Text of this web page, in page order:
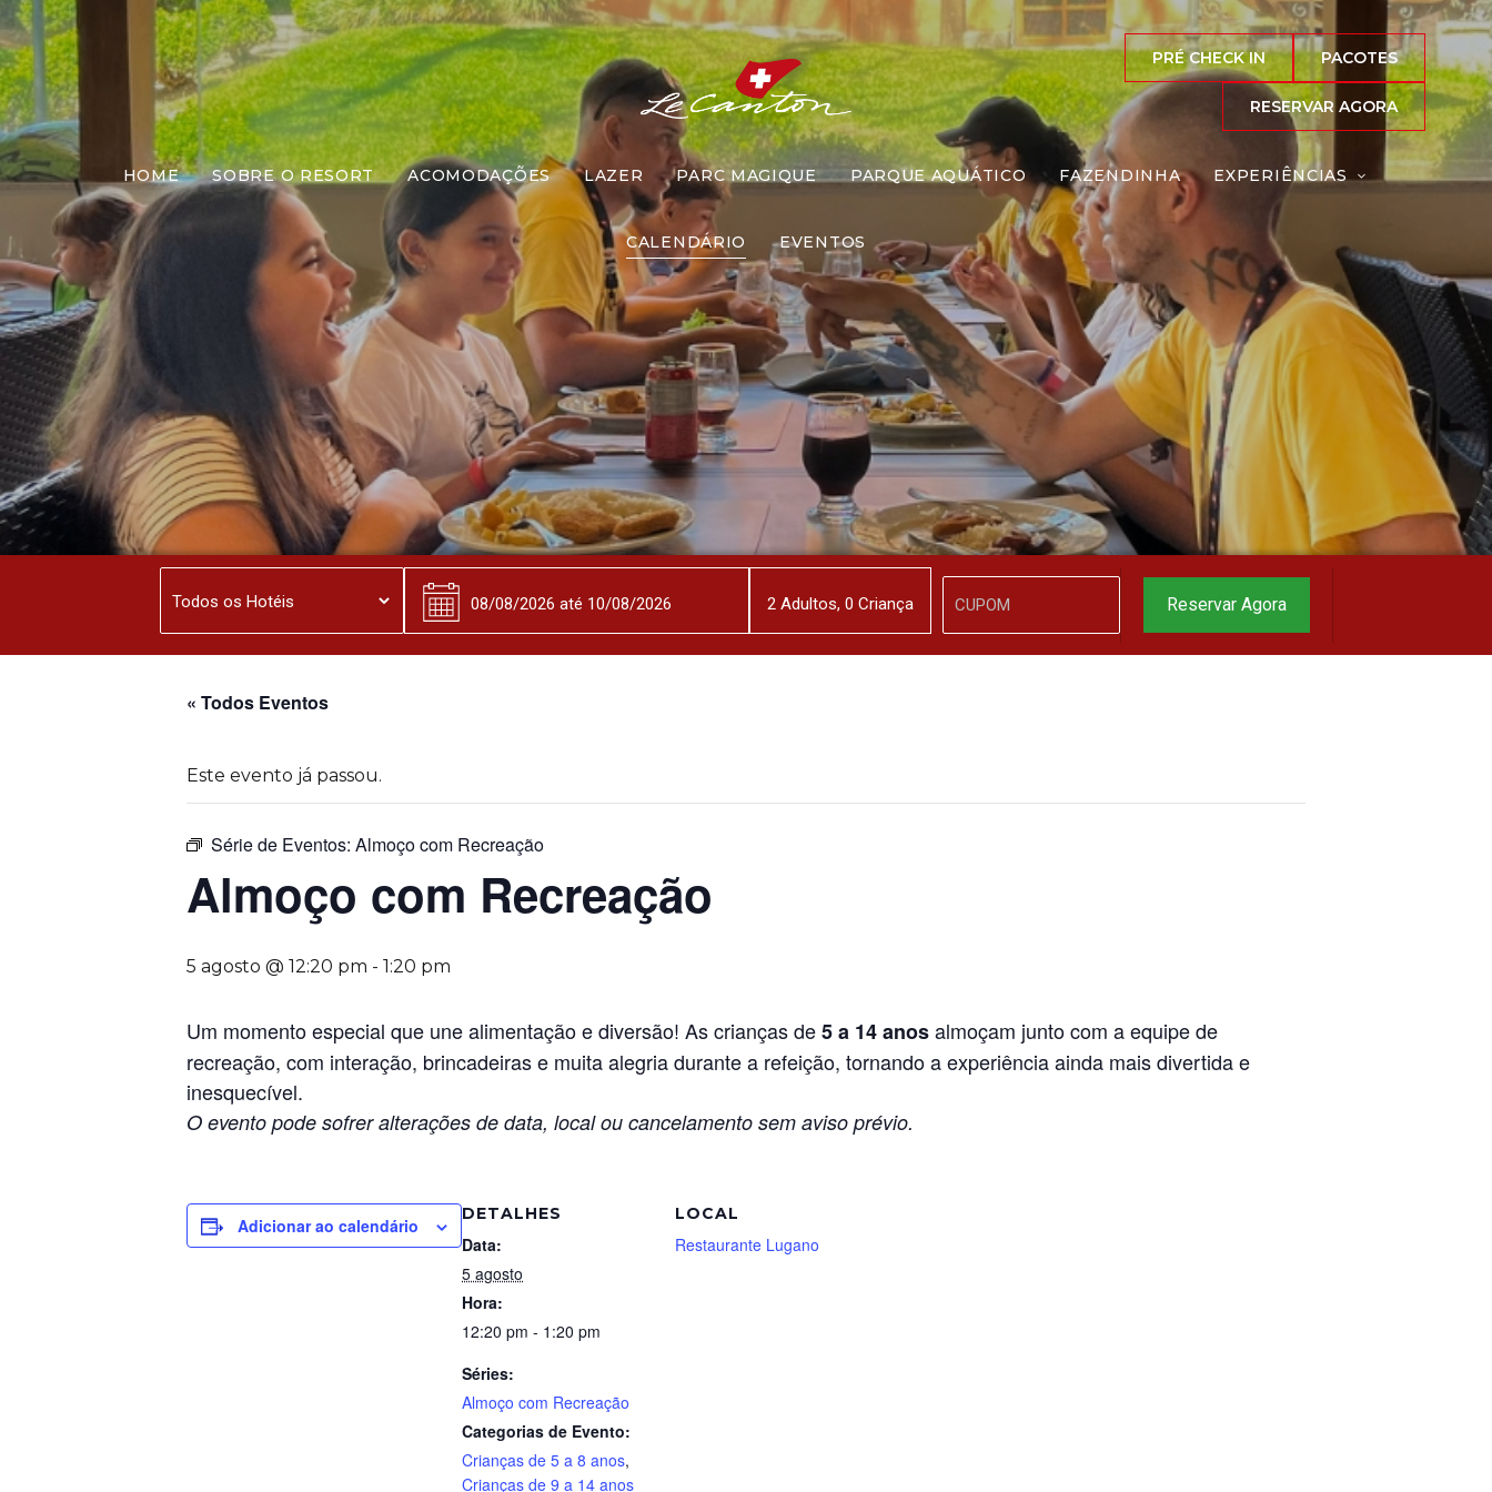
PRÉ CHECK IN PACOTES
RESERVAR AGORA
HOME SOBRE O RESORT ACOMODAÇÕES LAZER PARC MAGIQUE PARQUE AQUÁTICO FAZENDINHA EXPERIÊNCIAS
CALENDÁRIO EVENTOS
Almoço com Recreação
« Todos Eventos
Este evento já passou.
Série de Eventos: Almoço com Recreação
Almoço com Recreação
5 agosto @ 12:20 pm - 1:20 pm
Um momento especial que une alimentação e diversão! As crianças de5 a 14 anosalmoçam junto com a equipe de
recreação, com interação, brincadeiras e muita alegria durante a refeição, tornando a experiência ainda mais divertida e
inesquecível.
O evento pode sofrer alterações de data, local ou cancelamento sem aviso prévio.
Adicionar ao calendário
DETALHES
Data:
5 agosto
Hora:
12:20 pm - 1:20 pm
Séries:
Almoço com Recreação
Categorias de Evento:
Crianças de 5 a 8 anos,
Crianças de 9 a 14 anos
LOCAL
Restaurante Lugano
2Adultos, 0 Criança
Reserve agora, com
o melhor preço
garantido
▼
Reservar Agora